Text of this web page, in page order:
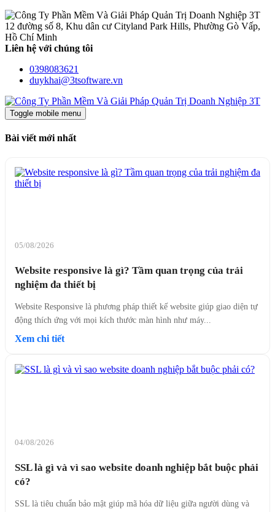
12 đường số 8, Khu dân cư Cityland Park Hills, Phường Gò Vấp,
Hồ Chí Minh
Liên hệ với chúng tôi
0398083621
duykhai@3tsoftware.vn
Toggle mobile menu
Bài viết mới nhất
05/08/2026
Website responsive là gì? Tầm quan trọng của trải
nghiệm đa thiết bị
Website Responsive là phương pháp thiết kế website giúp giao diện tự
động thích ứng với mọi kích thước màn hình như máy...
Xem chi tiết
04/08/2026
SSL là gì và vì sao website doanh nghiệp bắt buộc phải
có?
SSL là tiêu chuẩn bảo mật giúp mã hóa dữ liệu giữa người dùng và